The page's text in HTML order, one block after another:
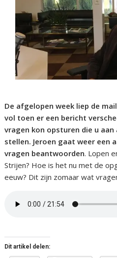
De afgelopen week liep de
vol toen er een bericht
vragen kon opsturen die u aan
stellen. Jeroen gaat weer een
vragen beantwoorden. Lopen
Strijen? Hoe is het nu met de
eeuw? Dit zijn zomaar wat
Dit artikel delen: